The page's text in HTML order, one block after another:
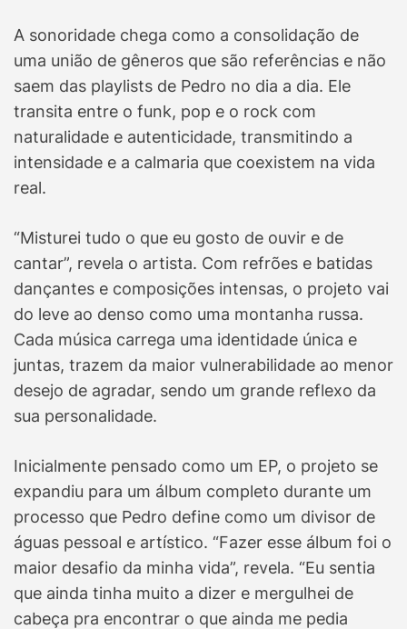
A sonoridade chega como a consolidação de
uma união de gêneros que são referências e não
saem das playlists de Pedro no dia a dia. Ele
transita entre o funk, pop e o rock com
naturalidade e autenticidade, transmitindo a
intensidade e a calmaria que coexistem na vida
real.
“Misturei tudo o que eu gosto de ouvir e de
cantar”, revela o artista. Com refrões e batidas
dançantes e composições intensas, o projeto vai
do leve ao denso como uma montanha russa.
Cada música carrega uma identidade única e
juntas, trazem da maior vulnerabilidade ao menor
desejo de agradar, sendo um grande reflexo da
sua personalidade.
Inicialmente pensado como um EP, o projeto se
expandiu para um álbum completo durante um
processo que Pedro define como um divisor de
águas pessoal e artístico. “Fazer esse álbum foi o
maior desafio da minha vida”, revela. “Eu sentia
que ainda tinha muito a dizer e mergulhei de
cabeça pra encontrar o que ainda me pedia